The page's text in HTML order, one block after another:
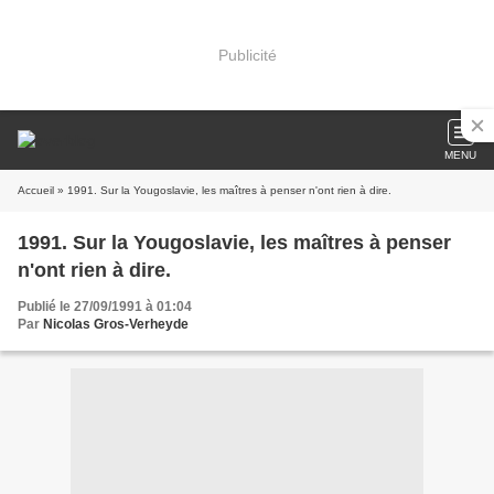
Publicité
MENU
Accueil » 1991. Sur la Yougoslavie, les maîtres à penser n'ont rien à dire.
1991. Sur la Yougoslavie, les maîtres à penser
n'ont rien à dire.
Publié le 27/09/1991 à 01:04
Par Nicolas Gros-Verheyde